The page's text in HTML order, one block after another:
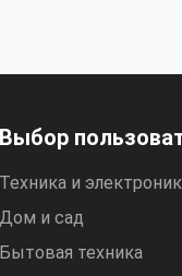
Выбор
Техника и
Дом и сад
Бытовая техника